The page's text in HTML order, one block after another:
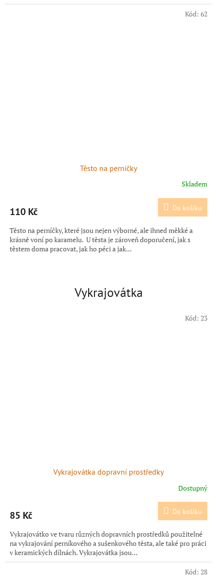
Těsto na perníčky
Skladem
110 Kč Do košíku
Těsto na perníčky, které jsou nejen výborné, ale ihned měkké a
krásně voní po karamelu. U těsta je zároveň doporučení, jak s
těstem doma pracovat, jak ho péci a jak...
Kód: 62
Vykrajovátka
Vykrajovátka dopravní prostředky
Dostupný
85 Kč Do košíku
Vykrajovátko ve tvaru různých dopravních prostředků použitelné
na vykrajování perníkového a sušenkového těsta, ale také pro práci
v keramických dílnách. Vykrajovátka jsou...
Kód: 23
Kód: 28